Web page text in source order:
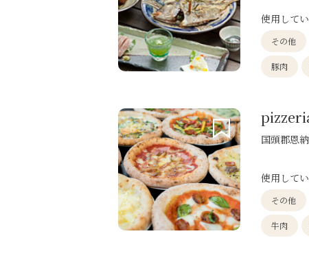
使用して
その他
豚肉
国頭郡恩
使用して
その他
牛肉